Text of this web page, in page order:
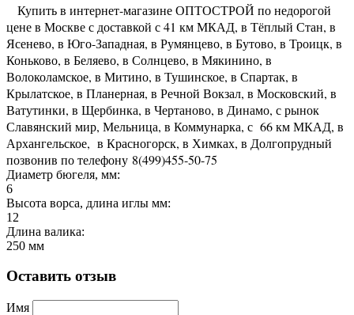
Купить в интернет-магазине ОПТОСТРОЙ по недорогой
цене в Москве с доставкой с 41 км МКАД, в Тёплый Стан, в
Ясенево, в Юго-Западная, в Румянцево, в Бутово, в Троицк, в
Коньково, в Беляево, в Солнцево, в Мякинино, в
Волоколамское, в Митино, в Тушинское, в Спартак, в
Крылатское, в Планерная, в Речной Вокзал, в Московский, в
Ватутинки, в Щербинка, в Чертаново, в Динамо, с рынок
Славянский мир, Мельница, в Коммунарка, с 66 км МКАД, в
Архангельское, в Красногорск, в Химках, в Долгопрудный
позвонив по телефону 8(499)455-50-75
Диаметр бюгеля, мм:
6
Высота ворса, длина иглы мм:
12
Длина валика:
250 мм
Оставить отзыв
Имя